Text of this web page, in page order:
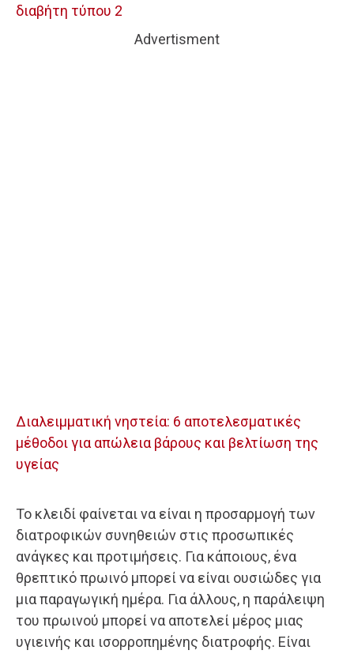
διαβήτη τύπου 2
Advertisment
Διαλειμματική νηστεία: 6 αποτελεσματικές
μέθοδοι για απώλεια βάρους και βελτίωση της
υγείας
Το κλειδί φαίνεται να είναι η προσαρμογή των
διατροφικών συνηθειών στις προσωπικές
ανάγκες και προτιμήσεις. Για κάποιους, ένα
θρεπτικό πρωινό μπορεί να είναι ουσιώδες για
μια παραγωγική ημέρα. Για άλλους, η παράλειψη
του πρωινού μπορεί να αποτελεί μέρος μιας
υγιεινής και ισορροπημένης διατροφής. Είναι